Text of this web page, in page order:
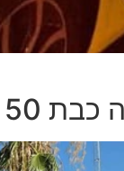
נתניה